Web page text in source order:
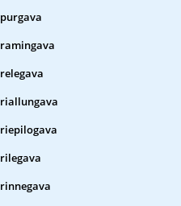
purgava
ramingava
relegava
riallungava
riepilogava
rilegava
rinnegava